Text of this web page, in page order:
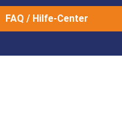
FAQ / Hilfe-Center